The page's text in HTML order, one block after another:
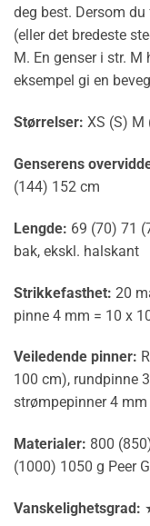
deg best. Dersom
(eller det bredeste
M. En genser i str.
eksempel gi en
Størrelser: XS (S) M
Genserens
(144) 152 cm
Lengde: 69 (70) 71
bak, ekskl. halskant
Strikkefasthet: 20
pinne 4 mm = 10 x
Veiledende pinner:
100 cm), rundpinne
strømpepinner 4
Materialer: 800
(1000) 1050 g Peer
Vanskelighetsgrad: